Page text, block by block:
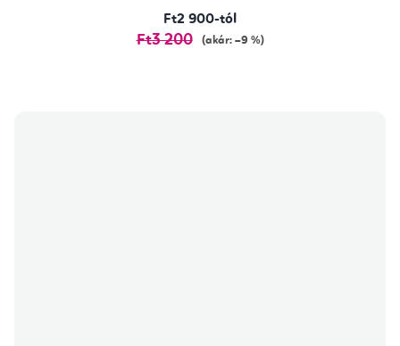
Ft2 900-tól
Ft3 200 (akár: –9 %)